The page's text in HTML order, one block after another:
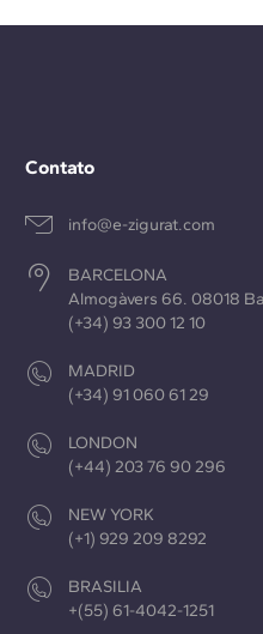
Contato
info@e-zigurat.com
BARCELONA
Almogàvers 66. 08018
(+34) 93 300 12 10
MADRID
(+34) 91 060 61 29
LONDON
(+44) 203 76 90 296
NEW YORK
(+1) 929 209 8292
BRASILIA
+(55) 61-4042-1251